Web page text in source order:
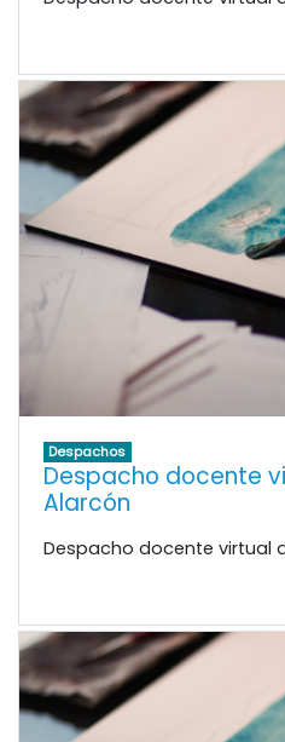
Despachos
Despacho docente
Alarcón
Despacho docente virtual